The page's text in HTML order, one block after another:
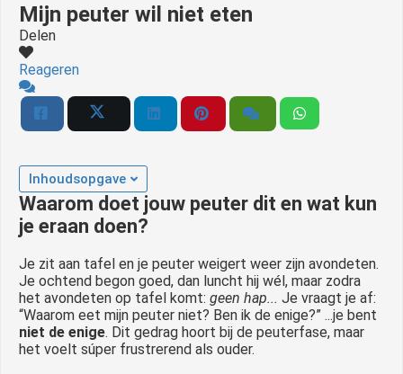
Mijn peuter wil niet eten
Delen
Reageren
Inhoudsopgave
Waarom doet jouw peuter dit en wat kun
je eraan doen?
Je zit aan tafel en je peuter weigert weer zijn avondeten.
Je ochtend begon goed, dan luncht hij wél, maar zodra
het avondeten op tafel komt: geen hap... Je vraagt je af:
“Waarom eet mijn peuter niet? Ben ik de enige?” ...je bent
niet de enige. Dit gedrag hoort bij de peuterfase, maar
het voelt súper frustrerend als ouder.